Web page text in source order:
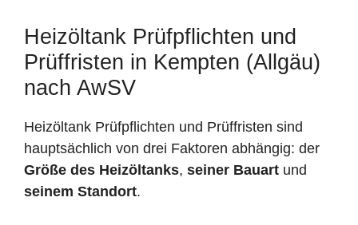
Heizöltank Prüfpflichten und
Prüffristen in Kempten (Allgäu)
nach AwSV
Heizöltank Prüfpflichten und Prüffristen sind
hauptsächlich von drei Faktoren abhängig: der
Größe des Heizöltanks, seiner Bauart und
seinem Standort.